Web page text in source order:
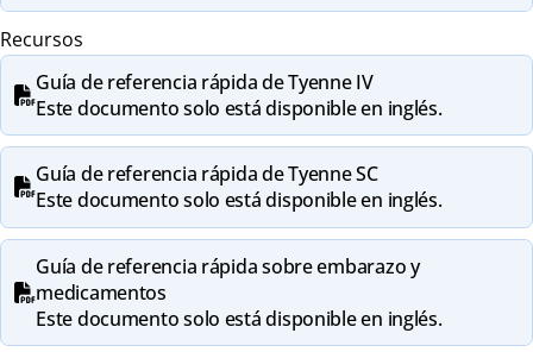
Recursos
Guía de referencia rápida de Tyenne IV
Este documento solo está disponible en inglés.
Guía de referencia rápida de Tyenne SC
Este documento solo está disponible en inglés.
Guía de referencia rápida sobre embarazo y
medicamentos
Este documento solo está disponible en inglés.